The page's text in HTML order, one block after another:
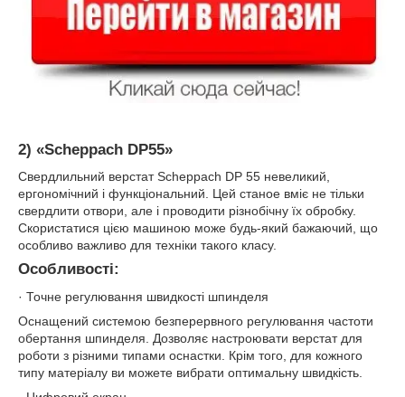
2) «Scheppach DP55»
Свердлильний верстат Scheppach DP 55 невеликий,
ергономічний і функціональний. Цей станое вміє не тільки
свердлити отвори, але і проводити різнобічну їх обробку.
Скористатися цією машиною може будь-який бажаючий, що
особливо важливо для техніки такого класу.
Особливості:
· Точне регулювання швидкості шпинделя
Оснащений системою безперервного регулювання частоти
обертання шпинделя. Дозволяє настроювати верстат для
роботи з різними типами оснастки. Крім того, для кожного
типу матеріалу ви можете вибрати оптимальну швидкість.